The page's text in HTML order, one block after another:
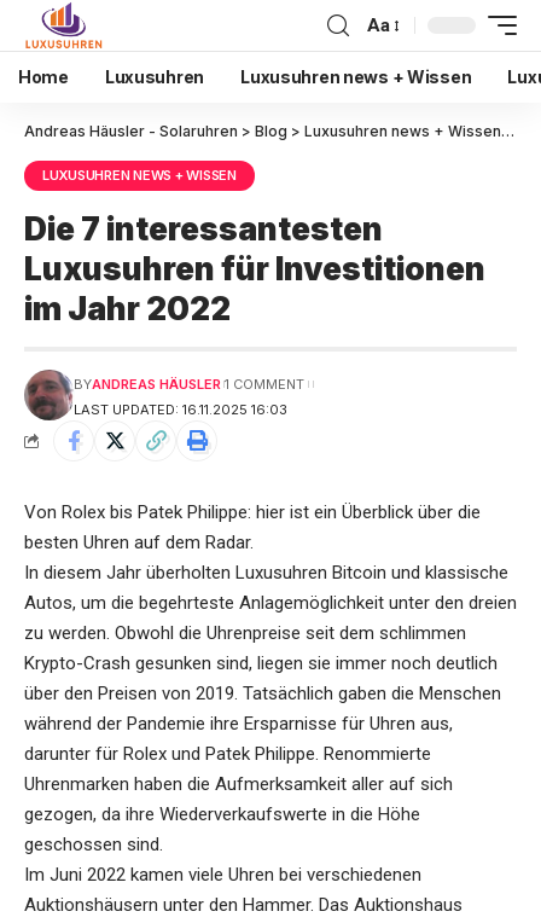
Aa
Home Luxusuhren Luxusuhren news + Wissen
Andreas Häusler - Solaruhren > Blog > Luxusuhren news + Wissen>
LUXUSUHREN NEWS + WISSEN
Die 7 interessantesten
Luxusuhren für Investitionen
im Jahr 2022
LAST UPDATED: 16.11.2025 16:03
BYANDREAS HÄUSLER 1 COMMENT
Von Rolex bis Patek Philippe: hier ist ein Überblick über die
besten Uhren auf dem Radar.
In diesem Jahr überholten Luxusuhren Bitcoin und klassische
Autos, um die begehrteste Anlagemöglichkeit unter den dreien
zu werden. Obwohl die Uhrenpreise seit dem schlimmen
Krypto-Crash gesunken sind, liegen sie immer noch deutlich
über den Preisen von 2019. Tatsächlich gaben die Menschen
während der Pandemie ihre Ersparnisse für Uhren aus,
darunter für Rolex und Patek Philippe. Renommierte
Uhrenmarken haben die Aufmerksamkeit aller auf sich
gezogen, da ihre Wiederverkaufswerte in die Höhe
geschossen sind.
Im Juni 2022 kamen viele Uhren bei verschiedenen
Auktionshäusern unter den Hammer. Das Auktionshaus